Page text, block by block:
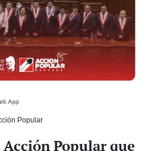
Popular
Popular que